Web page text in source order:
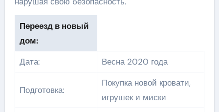
Переезд в новый
дом:
Дата:
Весна 2020 года
Подготовка:
Покупка новой кровати,
игрушек и миски